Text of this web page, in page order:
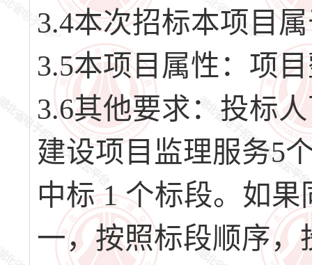
3.4本次招标本项目
3.5本项目属性：项
3.6其他要求：投标
建设项目监理服务5
中标 1 个标段。如
一，按照标段顺序